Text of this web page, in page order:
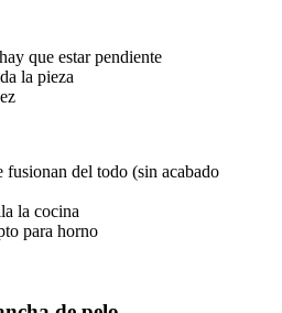
que estar pendiente
la pieza
fusionan del todo (sin acabado
la cocina
para horno